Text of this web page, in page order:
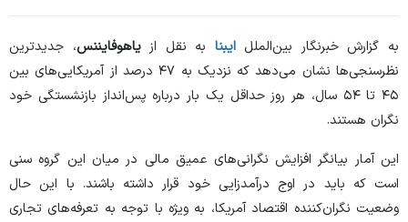
به گزارش خبرنگار بین‌المللایبنا به نقل ازیاهوفایننس، جدیدترین
نظرسنجی‌ها نشان می‌دهد که نزدیک به ۴۷ درصد از آمریکایی‌های بین
۴۵ تا ۵۴ سال، هر روز حداقل یک بار درباره پس‌انداز بازنشستگی خود
نگران هستند.
این آمار بیانگر افزایش نگرانی‌های عمیق مالی در میان این گروه سنی
است که باید در اوج درآمدزایی خود قرار داشته باشند. با این حال
وضعیت نگران‌کننده اقتصاد آمریکا، به ویژه با توجه به تعرفه‌های تجاری